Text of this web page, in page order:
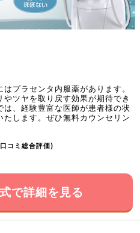
プラセンタ内服薬があります。
ツヤを取り戻す効果が期待でき
、経験豊富な医師が患者様の状
します。ぜひ無料カウンセリン
コミ総合評価)
で詳細を見る